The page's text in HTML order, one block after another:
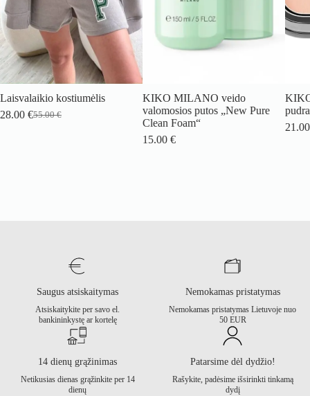
Laisvalaikio kostiumėlis
55.00€
Original
28.00 €Current
KIKO MILANO veido
valomosios putos „New Pure
Clean Foam“
15.00€
Saugus atsiskaitymas
Atsiskaitykite per savo el.
bankininkystę ar kortelę
Nemokamas pristatymas
Nemokamas pristatymas Lietuvoje nuo
50 EUR
14 dienų grąžinimas
Netikusias dienas grąžinkite per 14
dienų
Patarsime dėl dydžio!
Rašykite, padėsime išsirinkti tinkamą
dydį